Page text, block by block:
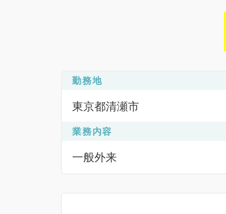
勤務地
東京都清瀬市
業務内容
一般外来